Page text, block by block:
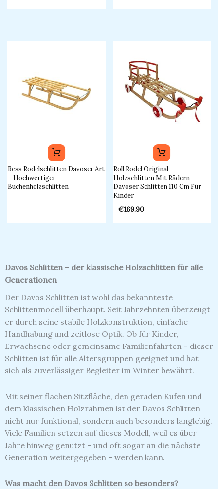
Ress Rodelschlitten Davoser Art
– Hochwertiger
Buchenholzschlitten
Roll Rodel Original
Holzschlitten Mit Rädern –
Davoser Schlitten 110 Cm Für
Kinder
€169.90
Davos Schlitten – der klassische Holzschlitten für alle
Generationen
Der Davos Schlitten ist wohl das bekannteste
Schlittenmodell überhaupt. Seit Jahrzehnten überzeugt
er durch seine stabile Holzkonstruktion, einfache
Handhabung und zeitlose Optik. Ob für Kinder,
Erwachsene oder gemeinsame Familienfahrten – dieser
Schlitten ist für alle Altersgruppen geeignet und hat
sich als zuverlässiger Begleiter im Winter bewährt.
Mit seiner flachen Sitzfläche, den geraden Kufen und
dem klassischen Holzrahmen ist der Davos Schlitten
nicht nur funktional, sondern auch besonders langlebig.
Viele Familien setzen auf dieses Modell, weil es über
Jahre hinweg genutzt – und oft sogar an die nächste
Generation weitergegeben – werden kann.
Was macht den Davos Schlitten so besonders?